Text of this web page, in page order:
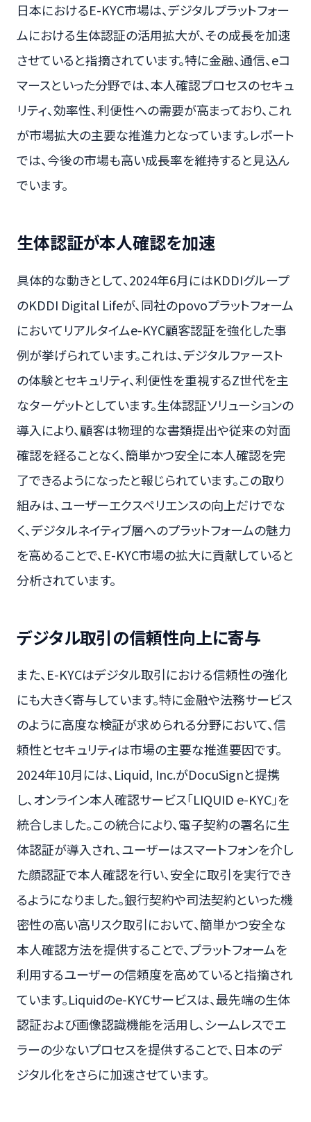
日本におけるE-KYC市場は、デジタルプラットフォー
ムにおける生体認証の活用拡大が、その成長を加速
させていると指摘されています。特に金融、通信、eコ
マースといった分野では、本人確認プロセスのセキュ
リティ、効率性、利便性への需要が高まっており、これ
が市場拡大の主要な推進力となっています。レポート
では、今後の市場も高い成長率を維持すると見込ん
でいます。
生体認証が本人確認を加速
具体的な動きとして、2024年6月にはKDDIグループ
のKDDI Digital Lifeが、同社のpovoプラットフォーム
においてリアルタイムe-KYC顧客認証を強化した事
例が挙げられています。これは、デジタルファースト
の体験とセキュリティ、利便性を重視するZ世代を主
なターゲットとしています。生体認証ソリューションの
導入により、顧客は物理的な書類提出や従来の対面
確認を経ることなく、簡単かつ安全に本人確認を完
了できるようになったと報じられています。この取り
組みは、ユーザーエクスペリエンスの向上だけでな
く、デジタルネイティブ層へのプラットフォームの魅力
を高めることで、E-KYC市場の拡大に貢献していると
分析されています。
デジタル取引の信頼性向上に寄与
また、E-KYCはデジタル取引における信頼性の強化
にも大きく寄与しています。特に金融や法務サービス
のように高度な検証が求められる分野において、信
頼性とセキュリティは市場の主要な推進要因です。
2024年10月には、Liquid, Inc.がDocuSignと提携
し、オンライン本人確認サービス「LIQUID e-KYC」を
統合しました。この統合により、電子契約の署名に生
体認証が導入され、ユーザーはスマートフォンを介し
た顔認証で本人確認を行い、安全に取引を実行でき
るようになりました。銀行契約や司法契約といった機
密性の高い高リスク取引において、簡単かつ安全な
本人確認方法を提供することで、プラットフォームを
利用するユーザーの信頼度を高めていると指摘され
ています。Liquidのe-KYCサービスは、最先端の生体
認証および画像認識機能を活用し、シームレスでエ
ラーの少ないプロセスを提供することで、日本のデ
ジタル化をさらに加速させています。